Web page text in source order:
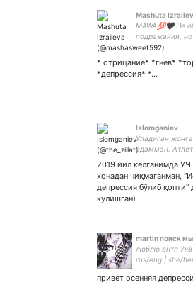
Mashuta
MAWA💯🖤 Не
подражания,
жизни
контрол фрик.
узнаешь
* отрицание* *гнев*
*депрессия* *…
Islomganiev
Ўладиган
одамман.
2019 йил келганимда УЧ
хонадан чиқмаганман,
депрессия бўлиб қопти"
кулишган)
martin поиск
люблю ентп
rus/eng | she/
#sk8 | 🔶️💧|
привет осенняя